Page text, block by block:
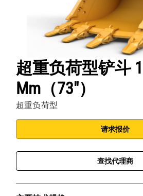
超重负荷型铲斗
Mm（73"）
超重负荷型
请求报价
查找代理商